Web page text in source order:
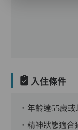
入住條件
．年齡達65歲或
．精神狀態適合